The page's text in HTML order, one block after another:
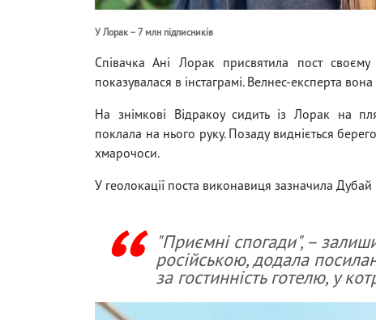
У Лорак – 7 млн підписників
Співачка Ані Лорак присвятила пост
показувалася в інстаграмі. Велнес-експерта
На знімкові Відракоу сидить із Лорак на
поклала на нього руку. Позаду видніється
хмарочоси.
У геолокації поста виконавиця зазначила
"Приємні спогади", –
російською, додала
за гостинність готелю, у